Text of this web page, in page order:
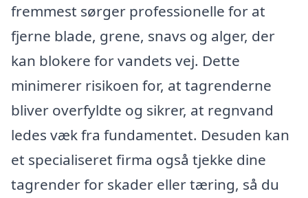
fremmest sørger professionelle for at
fjerne blade, grene, snavs og alger, der
kan blokere for vandets vej. Dette
minimerer risikoen for, at tagrenderne
bliver overfyldte og sikrer, at regnvand
ledes væk fra fundamentet. Desuden kan
et specialiseret firma også tjekke dine
tagrender for skader eller tæring, så du